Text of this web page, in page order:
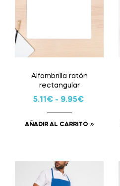
Alfombrilla ratón
rectangular
5.11€- 9.95€
AÑADIR AL CARRITO